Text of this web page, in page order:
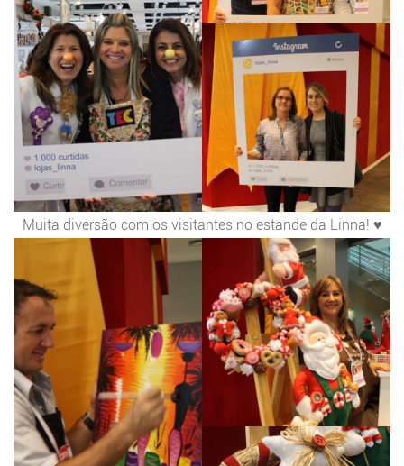
Muita diversão com os visitantes no estande da Linna! ♥